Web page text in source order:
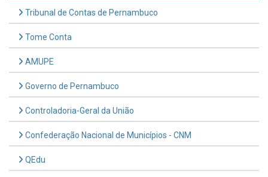
Tribunal de Contas de Pernambuco
Tome Conta
AMUPE
Governo de Pernambuco
Controladoria-Geral da União
Confederação Nacional de Municípios - CNM
QEdu